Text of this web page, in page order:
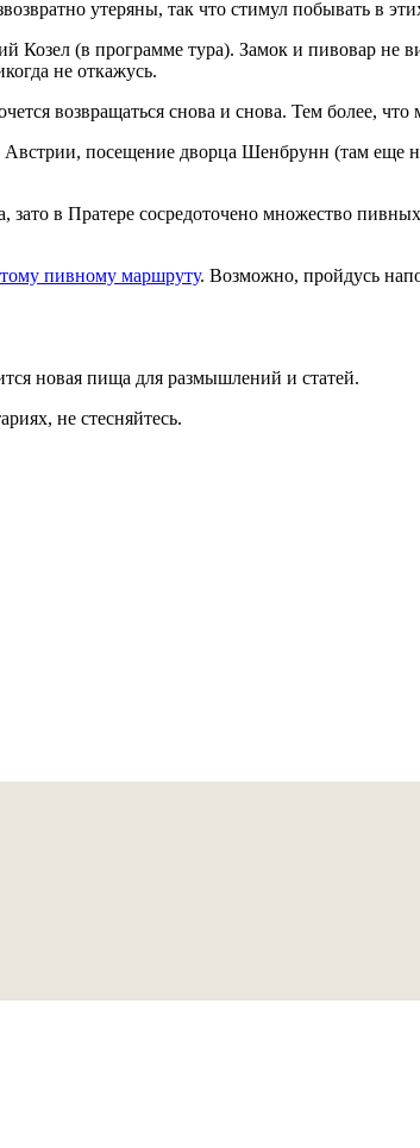
утеряны, так что стимул побывать в
(в программе тура). Замок и пивовар не
не откажусь.
возвращаться снова и снова. Тем более, что
посещение дворца Шенбрунн (там еще
зато в Пратере сосредоточено множество
пивному маршруту. Возможно, пройдусь
новая пища для размышлений и статей.
не стесняйтесь.